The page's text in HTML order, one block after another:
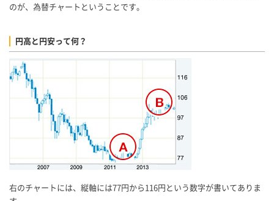
のが、為替チャートということです。
円高と円安って何？
右のチャートには、縦軸には77円から116円という数字が書いてありま